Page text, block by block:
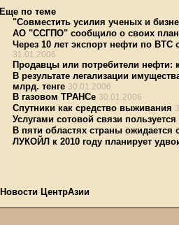
Еще по теме
"Совместить усилия ученых и
АО "ССГПО" сообщило о своих
Через 10 лет экспорт нефти по
31.01.2006
Продавцы или потребители нефти:
В результате легализации
млрд. тенге 30.01.2006
В газовом ТРАНСе 30.01.2006
Спутники как средство выживания
Услугами сотовой связи
В пяти областях страны ожидается
ЛУКОЙЛ к 2010 году планирует
Новости ЦентрАзии